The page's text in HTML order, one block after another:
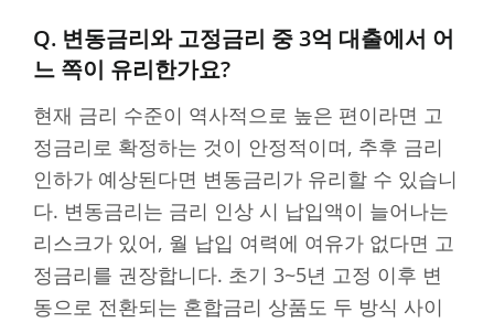
Q. 변동금리와 고정금리 중 3억 대출에서 어
느 쪽이 유리한가요?
현재 금리 수준이 역사적으로 높은 편이라면 고
정금리로 확정하는 것이 안정적이며, 추후 금리
인하가 예상된다면 변동금리가 유리할 수 있습니
다. 변동금리는 금리 인상 시 납입액이 늘어나는
리스크가 있어, 월 납입 여력에 여유가 없다면 고
정금리를 권장합니다. 초기 3~5년 고정 이후 변
동으로 전환되는 혼합금리 상품도 두 방식 사이